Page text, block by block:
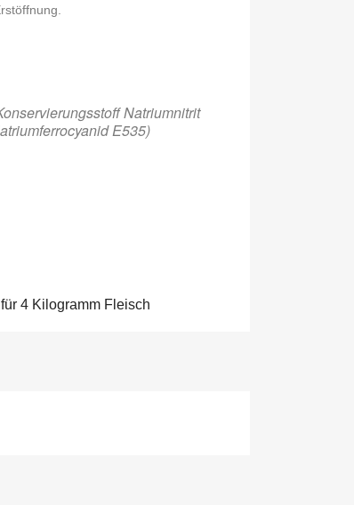
Natriumnitrit
E535)
4 Kilogramm Fleisch